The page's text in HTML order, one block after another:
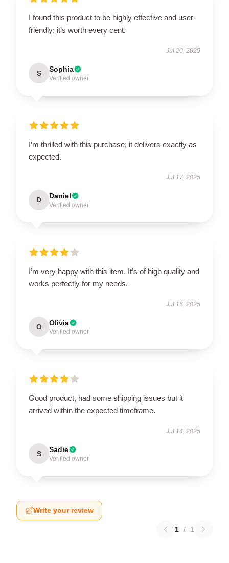
I found this product to be highly effective and user-
friendly; it’s worth every cent.
Jul 20, 2025
S Sophia
Verified owner
I’m thrilled with this purchase; it delivers exactly as
expected.
Jul 17, 2025
D Daniel
Verified owner
I’m very happy with this item. It’s of high quality and
works perfectly for my needs.
Jul 16, 2025
O Olivia
Verified owner
Good product, had some shipping issues but it
arrived within the expected timeframe.
Jul 14, 2025
S Sadie
Verified owner
Write your review
1 / 1
10% OFF
Early access